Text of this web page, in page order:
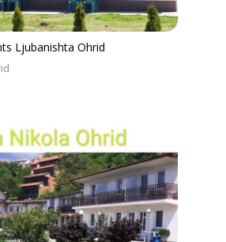
Ljubanishta Ohrid